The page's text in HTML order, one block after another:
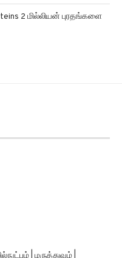
2 மில்லியன் புரதங்களை